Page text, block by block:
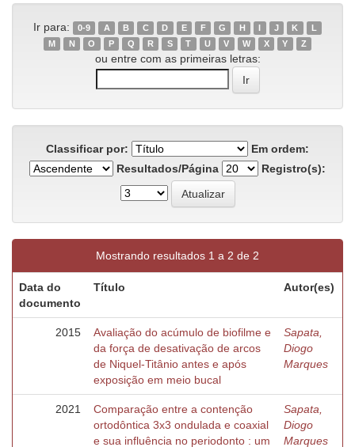
Ir para: 0-9 A B C D E F G H I J K
L
M
N O P Q R S T U V W X Y Z
ou entre com as primeiras letras:
Classificar por:
Em ordem:
Resultados/Página
Registro(s):
Mostrando resultados 1 a 2 de 2
Data do
documento
Título Autor(es)
2015
Avaliação do acúmulo de biofilme e
da força de desativação de arcos
de Niquel-Titânio antes e após
exposição em meio bucal
Sapata,
Diogo
Marques
2021
Comparação entre a contenção
ortodôntica 3x3 ondulada e coaxial
e sua influência no periodonto : um
Sapata,
Diogo
Marques